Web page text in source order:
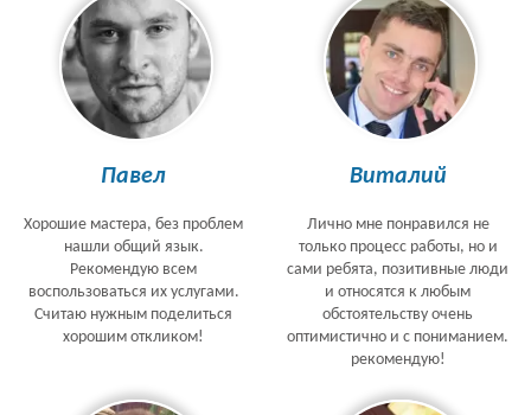
Павел
Хорошие мастера, без проблем
нашли общий язык.
Рекомендую всем
воспользоваться их услугами.
Считаю нужным поделиться
хорошим откликом!
Виталий
Лично мне понравился не
только процесс работы, но и
сами ребята, позитивные люди
и относятся к любым
обстоятельству очень
оптимистично и с пониманием.
рекомендую!